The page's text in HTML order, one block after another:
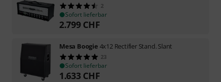
2
Sofort lieferbar
2.799 CHF
Mesa Boogie 4x12 Rectifier Stand. Slant
23
Sofort lieferbar
1.633 CHF